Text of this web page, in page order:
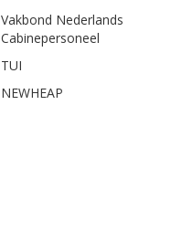
Vakbond Nederlands
Cabinepersoneel
TUI
NEWHEAP